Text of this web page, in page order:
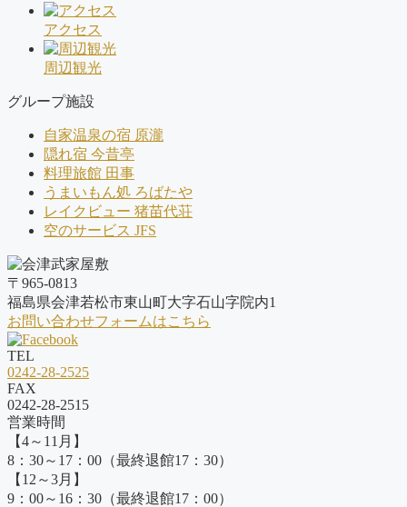
アクセス
周辺観光
グループ施設
自家温泉の宿 原瀧
隠れ宿 今昔亭
料理旅館 田事
うまいもん処 ろばたや
レイクビュー 猪苗代荘
空のサービス JFS
〒965-0813
福島県会津若松市東山町大字石山字院内1
お問い合わせフォームはこちら
TEL
0242-28-2525
FAX
0242-28-2515
営業時間
【4～11月】
8：30～17：00（最終退館17：30）
【12～3月】
9：00～16：30（最終退館17：00）